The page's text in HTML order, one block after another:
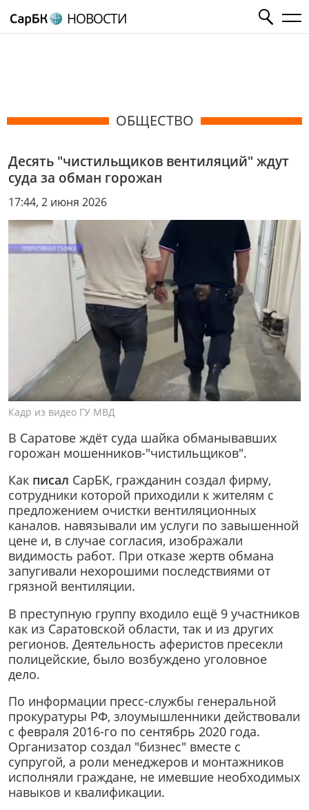
НОВОСТИ
ОБЩЕСТВО
Десять "чистильщиков вентиляций" ждут
суда за обман горожан
17:44, 2 июня 2026
Кадр из видео ГУ МВД
В Саратове ждёт суда шайка обманывавших
горожан мошенников-"чистильщиков".
Как писал СарБК, гражданин создал фирму,
сотрудники которой приходили к жителям с
предложением очистки вентиляционных
каналов. навязывали им услуги по завышенной
цене и, в случае согласия, изображали
видимость работ. При отказе жертв обмана
запугивали нехорошими последствиями от
грязной вентиляции.
В преступную группу входило ещё 9 участников
как из Саратовской области, так и из других
регионов. Деятельность аферистов пресекли
полицейские, было возбуждено уголовное
дело.
По информации пресс-службы генеральной
прокуратуры РФ, злоумышленники действовали
с февраля 2016-го по сентябрь 2020 года.
Организатор создал "бизнес" вместе с
супругой, а роли менеджеров и монтажников
исполняли граждане, не имевшие необходимых
навыков и квалификации.